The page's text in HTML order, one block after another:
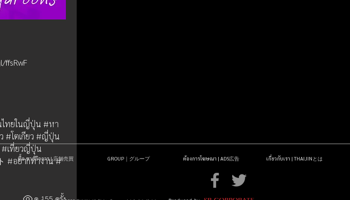
ไทยในญี่ปุ่น #หา
#โตเกียว #ญี่ปุ่น
#เที่ยวญี่ปุ่น
#อยากทำงาน #
ซื้อ-ขายกิจการ | 店舗売買 GROUP｜グループ ต้องการโฆษณา | ADS広告 เกี่ยวกับเรา | THAIJINとは